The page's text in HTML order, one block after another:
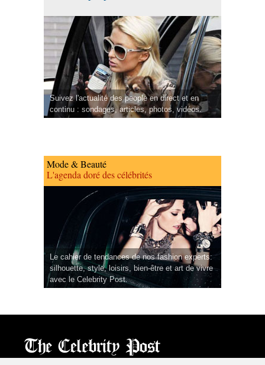
Suivez l'actualité des people en direct et en
continu : sondages, articles, photos, vidéos.
Mode & Beauté
L'agenda doré des célébrités
Le cahier de tendances de nos fashion experts:
silhouette, style, loisirs, bien-être et art de vivre
avec le Celebrity Post.